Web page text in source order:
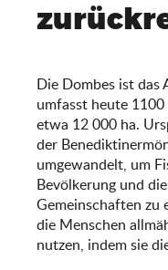
Die Dombes ist das
umfasst heute
etwa 12 000 ha.
der
umgewandelt, um
Bevölkerung und
Gemeinschaften zu
die Menschen
nutzen, indem sie